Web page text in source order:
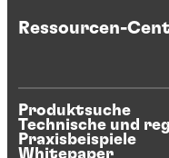
Ressourcen-
Produktsuche
Technische und
Praxisbeispiele
Whitepaper